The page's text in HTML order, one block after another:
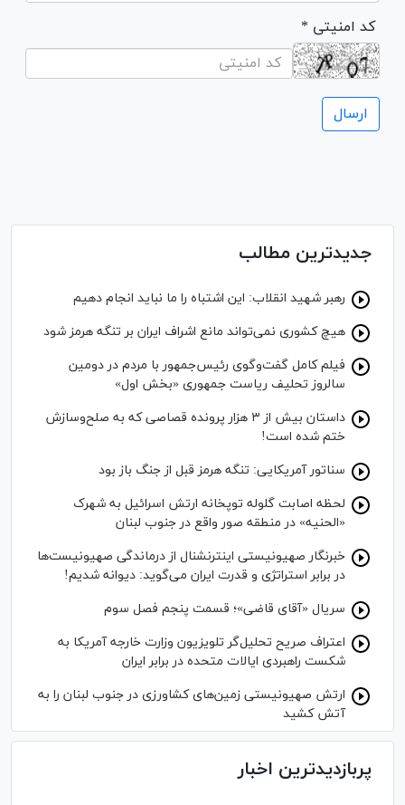
* کد امنیتی
جدیدترین مطالب
رهبر شهید انقلاب: این اشتباه را ما نباید انجام دهیم
هیچ کشوری نمی‌تواند مانع اشراف ایران بر تنگه هرمز شود
فیلم کامل گفت‌وگوی رئیس‌جمهور با مردم در دومین
سالروز تحلیف ریاست جمهوری «بخش اول»
داستان بیش از ۳ هزار پرونده قصاصی که به صلح‌وسازش
ختم شده است!
سناتور آمریکایی: تنگه هرمز قبل از جنگ باز بود
لحظه اصابت گلوله توپخانه ارتش اسرائیل به شهرک
«الحنیه» در منطقه صور واقع در جنوب لبنان
خبرنگار صهیونیستی اینترنشنال از درماندگی صهیونیست‌ها
در برابر استراتژی و قدرت ایران می‌گوید: دیوانه شدیم!
سریال «آقای قاضی»؛ قسمت پنجم فصل سوم
اعتراف صریح تحلیل‌گر تلویزیون وزارت خارجه آمریکا به
شکست راهبردی ایالات متحده در برابر ایران
ارتش صهیونیستی زمین‌های کشاورزی در جنوب لبنان را به
آتش کشید
پربازدیدترین اخبار